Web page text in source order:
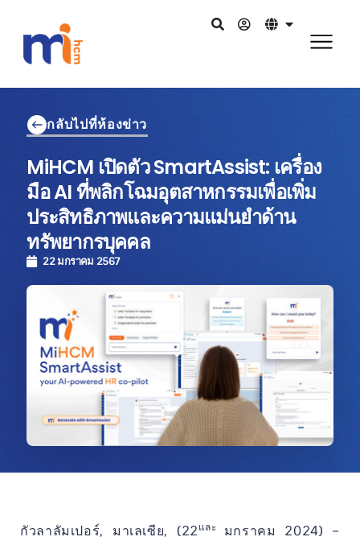
กลับไปที่ห้องข่าว
MiHCM เปิดตัว SmartAssist: เครื่อง
มือ AI ที่พลิกโฉมอุตสาหกรรมเพื่อเพิ่ม
ประสิทธิภาพและความแม่นยำด้าน
ทรัพยากรบุคคล
22 มกราคม 2567
กัวลาลัมเปอร์, มาเลเซีย, (22และ มกราคม 2024) –